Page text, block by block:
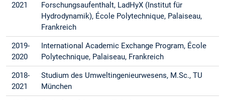
2021
Forschungsaufenthalt, LadHyX (Institut für
Hydrodynamik), École Polytechnique, Palaiseau,
Frankreich
2019-
2020
International Academic Exchange Program, École
Polytechnique, Palaiseau, Frankreich
2018-
2021
Studium des Umweltingenieurwesens, M.Sc., TU
München